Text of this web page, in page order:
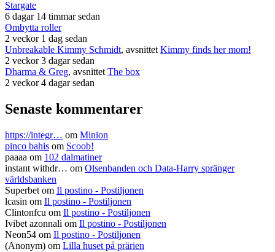
Stargate
6 dagar 14 timmar sedan
Ombytta roller
2 veckor 1 dag sedan
Unbreakable Kimmy Schmidt, avsnittetKimmy finds her mom!
2 veckor 3 dagar sedan
Dharma & Greg, avsnittetThe box
2 veckor 4 dagar sedan
Senaste kommentarer
https://integr… om Minion
pinco bahis om Scoob!
paaaa om 102 dalmatiner
instant withdr… om Olsenbanden och Data-Harry spränger
världsbanken
Superbet om Il postino - Postiljonen
lcasin om Il postino - Postiljonen
Clintonfcu om Il postino - Postiljonen
Ivibet azonnali om Il postino - Postiljonen
Neon54 om Il postino - Postiljonen
(Anonym) om Lilla huset på prärien